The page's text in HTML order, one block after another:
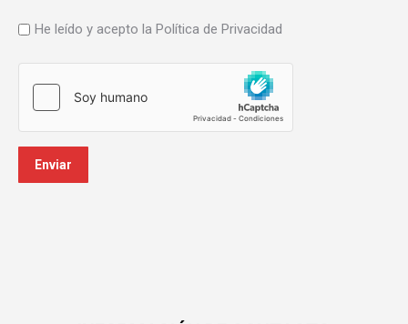
SinHe leído y acepto la Política de Privacidad